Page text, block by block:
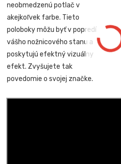
neobmedzenú potlač v
akejkoľvek farbe. Tieto
poloboky môžu byť v popredí
vášho nožnicového stanu a
poskytujú efektný vizuálny
efekt. Zvyšujete tak
povedomie o svojej značke.